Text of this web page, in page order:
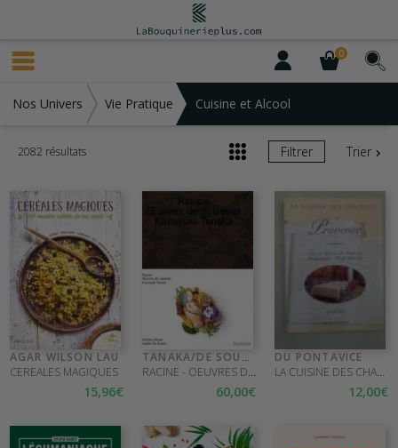
0
Nos Univers Vie Pratique Cuisine et Alcool
2082 résultats Filtrer Trier
AGAR WILSON LAU
CEREALES MAGIQUES
15,96€
TANAKA/DE SOUZA
RACINE - OEUVRES DE CUISINIER
60,00€
DU PONTAVICE
LA CUISINE DES CHATEAUX DE PROVENCE
12,00€